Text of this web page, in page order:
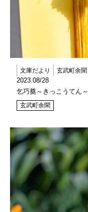
文庫だより 玄武町余聞
2023.08/28
乞巧奠～きっこうてん～
玄武町余聞